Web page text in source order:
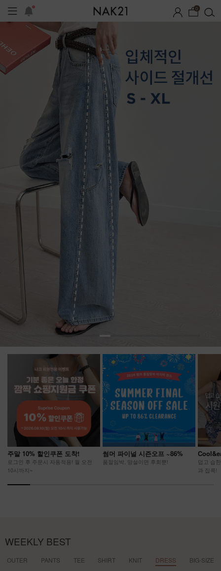
0
자체제작 여름 잠옷
주말 10% 할인쿠폰 도착!
로그인 후 주문시 자동적용! 월 오전
10시까지~
썸머 파이널 시즌오프 ~86%
품절임박, 망설이면 후회뿐!
덥고 습
과 집콕!
WEEKLY BEST
OUTER PANTS TEE SHIRT KNIT DRESS BIG-SIZE